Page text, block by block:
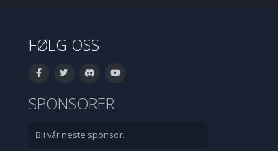
FØLG OSS
SPONSORER
Bli vår neste sponsor.